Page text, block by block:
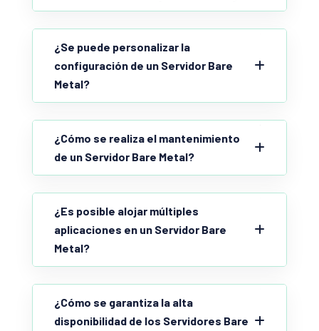
¿Se puede personalizar la
configuración de un Servidor Bare
Metal?
¿Cómo se realiza el mantenimiento
de un Servidor Bare Metal?
¿Es posible alojar múltiples
aplicaciones en un Servidor Bare
Metal?
¿Cómo se garantiza la alta
disponibilidad de los Servidores Bare